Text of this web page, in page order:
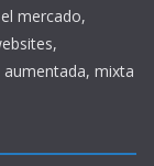
mercado,
mixta